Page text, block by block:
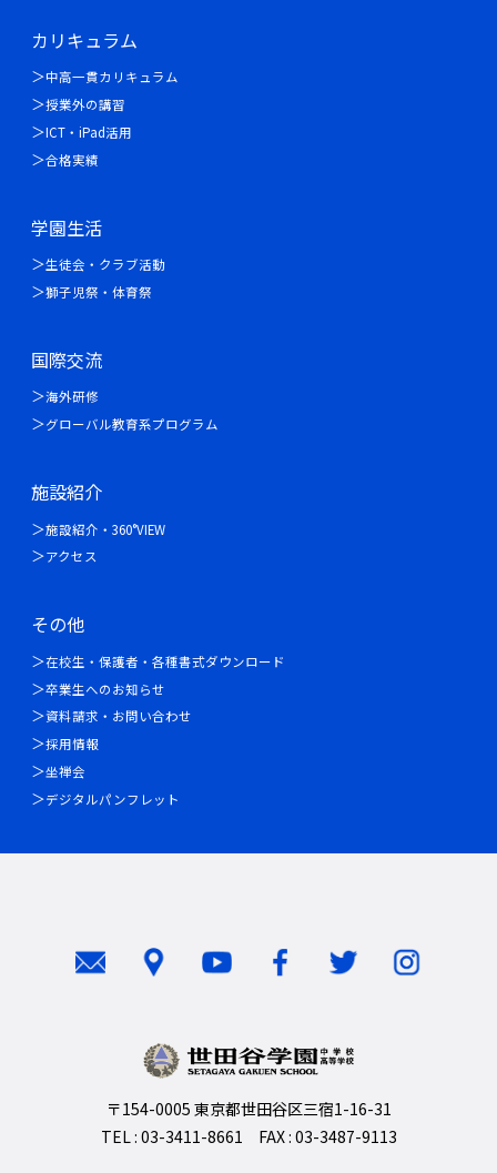
カリキュラム
中高一貫カリキュラム
授業外の講習
ICT・iPad活用
合格実績
学園生活
生徒会・クラブ活動
獅子児祭・体育祭
国際交流
海外研修
グローバル教育系プログラム
施設紹介
施設紹介・360°VIEW
アクセス
その他
在校生・保護者・各種書式ダウンロード
卒業生へのお知らせ
資料請求・お問い合わせ
採用情報
坐禅会
デジタルパンフレット
〒154-0005 東京都世田谷区三宿1-16-31
TEL : 03-3411-8661 FAX : 03-3487-9113